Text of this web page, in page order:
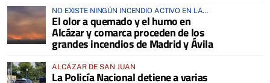
NO EXISTE NINGÚN INCENDIO ACTIVO EN LA
COMARCA
El olor a quemado y el humo en
Alcázar y comarca proceden de los
grandes incendios de Madrid y Ávila
ALCÁZAR DE SAN JUAN
La Policía Nacional detiene a varias